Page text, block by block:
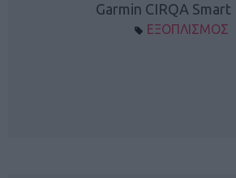
Garmin CIRQA Smart
ΕΞΟΠΛΙΣΜΟΣ